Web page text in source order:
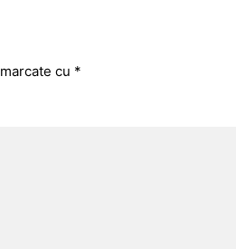
cu *